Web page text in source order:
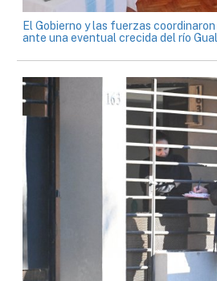
El Gobierno y las fuerzas
ante una eventual crecida del río